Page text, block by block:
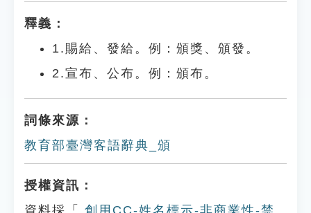
釋義：
1.賜給、發給。例：頒獎、頒發。
2.宣布、公布。例：頒布。
詞條來源：
教育部臺灣客語辭典_頒
授權資訊：
資料採「
創用CC-姓名標示-非商業性-禁